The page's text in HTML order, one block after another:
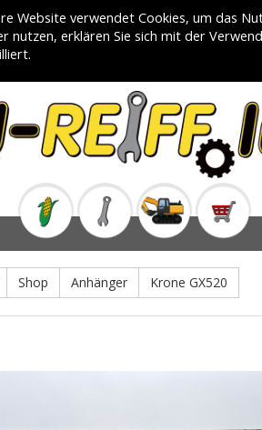
Website verwendet Cookies, um das
nutzen, erklären Sie sich mit der
Shop Anhänger Krone GX520